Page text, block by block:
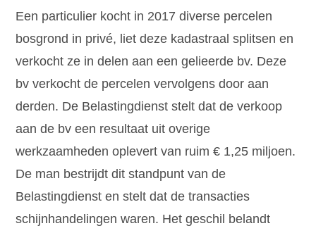
Een particulier kocht in 2017 diverse percelen
bosgrond in privé, liet deze kadastraal splitsen en
verkocht ze in delen aan een gelieerde bv. Deze
bv verkocht de percelen vervolgens door aan
derden. De Belastingdienst stelt dat de verkoop
aan de bv een resultaat uit overige
werkzaamheden oplevert van ruim € 1,25 miljoen.
De man bestrijdt dit standpunt van de
Belastingdienst en stelt dat de transacties
schijnhandelingen waren. Het geschil belandt